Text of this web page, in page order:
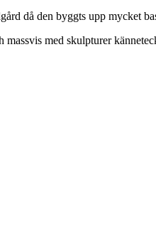
då den byggts upp mycket
med skulpturer